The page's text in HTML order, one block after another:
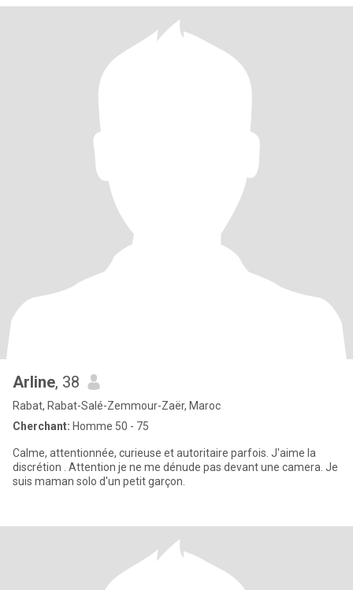
Arline, 38
Rabat, Rabat-Salé-Zemmour-Zaër, Maroc
Cherchant: Homme 50 - 75
Calme, attentionnée, curieuse et autoritaire parfois. J'aime la
discrétion . Attention je ne me dénude pas devant une camera. Je
suis maman solo d'un petit garçon.